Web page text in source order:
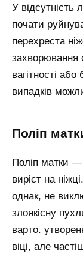
У відсутність
почати
перехреста
захворювання
вагітності
випадків
Поліп
Поліп матки —
виріст на
однак, не
злоякісну
варто.
віці, але